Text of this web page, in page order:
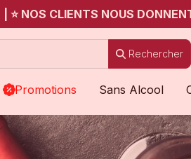
⭐ NOS CLIENTS NOUS
Rechercher
Promotions Sans Alcool